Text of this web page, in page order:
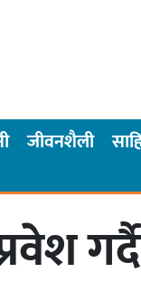
जीवनशैली
गर्दै